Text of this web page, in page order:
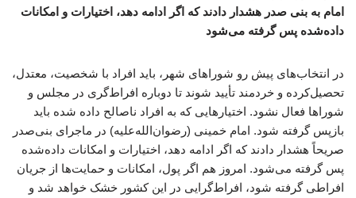
امام به بنی صدر هشدار دادند که اگر ادامه دهد، اختیارات و امکانات
داده‌شده پس گرفته می‌شود
در انتخاب‌های پیش رو شوراهای شهر، باید افراد با شخصیت، معتدل،
تحصیل‌کرده و خردمند تأیید شوند تا دوباره افراط‌گری در مجلس و
شوراها فعال نشود. اختیارهایی که به افراد ناصالح داده شده باید
بازپس گرفته شود. امام خمینی (رضوان‌الله‌علیه) در ماجرای بنی‌صدر
صریحاً هشدار دادند که اگر ادامه دهد، اختیارات و امکانات داده‌شده
پس گرفته می‌شود. امروز هم اگر پول، امکانات و حمایت‌ها از جریان
افراطی گرفته شود، افراط‌گرایی در این کشور خشک خواهد شد و